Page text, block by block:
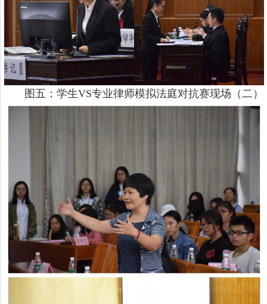
图五：学生VS专业律师模拟法庭对抗赛现场（二）